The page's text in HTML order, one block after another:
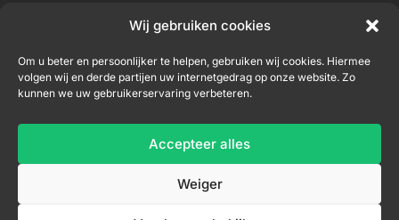
Wij gebruiken cookies
Om u beter en persoonlijker te helpen, gebruiken wij cookies. Hiermee
volgen wij en derde partijen uw internetgedrag op onze website. Zo
kunnen we uw gebruikerservaring verbeteren.
Accepteer alles
Weiger
Diensten
Webdesign
Contact
niel@nvh-
Nieuwsbrief
Inschrijven nieuwsbrief